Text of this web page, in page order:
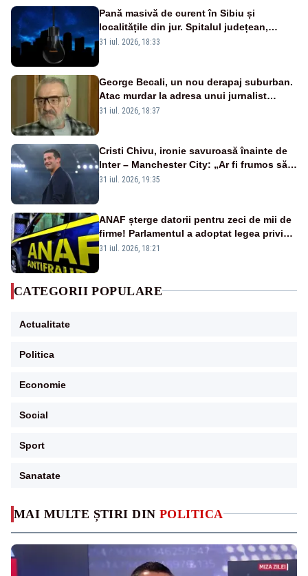
MAI MULTE ȘTIRI DIN POLITICA
Pană masivă de curent în Sibiu și
localitățile din jur. Spitalul județean,
semafoarele, rețelele de telefonie, grav
31 iul. 2026, 18:33
George Becali, un nou derapaj suburban.
Atac murdar la adresa unui jurnalist
sportiv – AUDIO
31 iul. 2026, 18:37
Cristi Chivu, ironie savuroasă înainte de
Inter – Manchester City: „Ar fi frumos să
mai cumpărați și de la noi”
31 iul. 2026, 19:35
ANAF șterge datorii pentru zeci de mii de
firme! Parlamentul a adoptat legea privind
amnistia fiscală
31 iul. 2026, 18:21
CATEGORII POPULARE
Actualitate
Politica
Economie
Social
Sport
Sanatate